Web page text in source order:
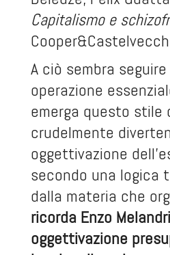
Capitalismo e
A ciò sembra seguire
operazione
emerga questo stile
crudelmente
oggettivazione
secondo una
dalla materia che
ricorda Enzo
oggettivazione